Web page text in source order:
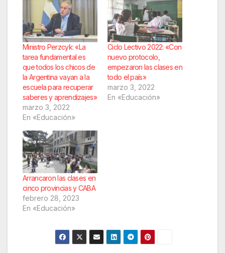
Ministro Perzcyk: «La
tarea fundamental es
que todos los chicos de
la Argentina vayan a la
escuela para recuperar
saberes y aprendizajes»
marzo 3, 2022
En «Educación»
Ciclo Lectivo 2022: «Con
nuevo protocolo,
empezaron las clases en
todo el país»
marzo 3, 2022
En «Educación»
Arrancaron las clases en
cinco provincias y CABA
febrero 28, 2023
En «Educación»